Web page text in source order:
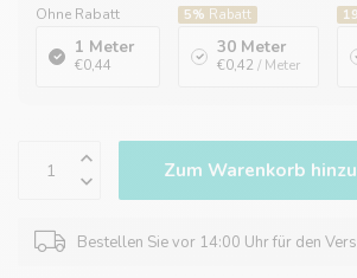
Ohne Rabatt
1 Meter
€0,44
5% Rabatt
30 Meter
€0,42 / Meter
Zum Warenkorb
Bestellen Sie vor 14:00 Uhr für den